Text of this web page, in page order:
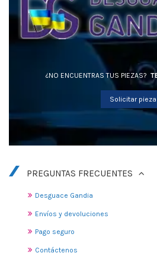
¿NO ENCUENTRAS TUS PIEZAS?
Solicitar pieza
PREGUNTAS FRECUENTES
Desguace Gandia
Envíos y devoluciones
Pago seguro
Contáctenos